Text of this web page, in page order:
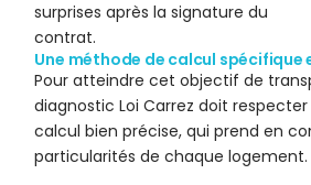
surprises après la signature du
contrat.
Une méthode de calcul spécifique
Pour atteindre cet objectif de
diagnostic Loi Carrez doit
calcul bien précise, qui prend en
particularités de chaque logement.